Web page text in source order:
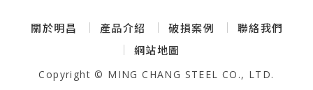
關於明昌 產品介紹 破損案例
聯絡我們
網站地圖
Copyright © MING CHANG STEEL CO., LTD.